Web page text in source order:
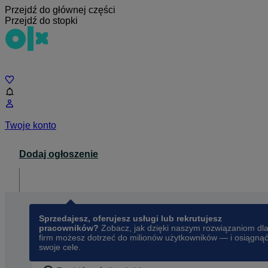
Przejdź do głównej części
Przejdź do stopki
Twoje konto
Dodaj ogłoszenie
Sprzedajesz, oferujesz usługi lub rekrutujesz
pracowników? Zobacz, jak dzięki naszym rozwiązaniom dla
firm możesz dotrzeć do milionów użytkowników — i osiągnąć
swoje cele.